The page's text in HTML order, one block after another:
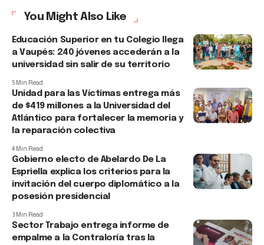
You Might Also Like
Educación Superior en tu Colegio llega
a Vaupés: 240 jóvenes accederán a la
universidad sin salir de su territorio
5 Min Read
Unidad para las Víctimas entrega más
de $419 millones a la Universidad del
Atlántico para fortalecer la memoria y
la reparación colectiva
4 Min Read
Gobierno electo de Abelardo De La
Espriella explica los criterios para la
invitación del cuerpo diplomático a la
posesión presidencial
3 Min Read
Sector Trabajo entrega informe de
empalme a la Contraloría tras la